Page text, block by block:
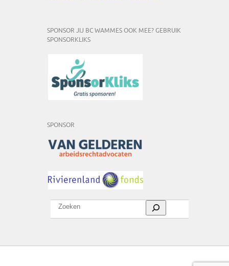
SPONSOR JIJ BC WAMMES OOK MEE? GEBRUIK
SPONSORKLIKS
SPONSOR
Zoeken